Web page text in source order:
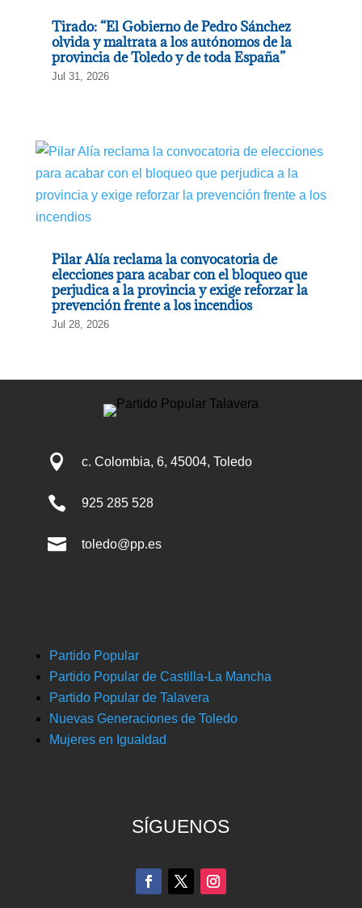
Tirado: “El Gobierno de Pedro Sánchez
olvida y maltrata a los autónomos de la
provincia de Toledo y de toda España”
Jul 31, 2026
Pilar Alía reclama la convocatoria de
elecciones para acabar con el bloqueo que
perjudica a la provincia y exige reforzar la
prevención frente a los incendios
Jul 28, 2026
 c. Colombia, 6, 45004, Toledo
 925 285 528
 toledo@pp.es
Partido Popular
Partido Popular de Castilla-La Mancha
Partido Popular de Talavera
Nuevas Generaciones de Toledo
Mujeres en Igualdad
SÍGUENOS